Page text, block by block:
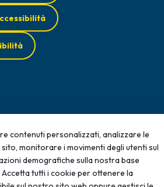
contenuti personalizzati, analizzare le
monitorare i movimenti degli utenti sul
demografiche sulla nostra base
tutti i cookie per ottenere la